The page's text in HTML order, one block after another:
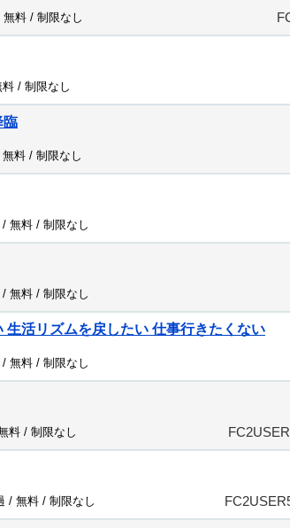
無料 / 制限なし
料 / 制限なし
臨
無料 / 制限なし
/ 無料 / 制限なし
/ 無料 / 制限なし
生活リズムを戻したい 仕事行きたくない
/ 無料 / 制限なし
料 / 制限なし
/ 無料 / 制限なし